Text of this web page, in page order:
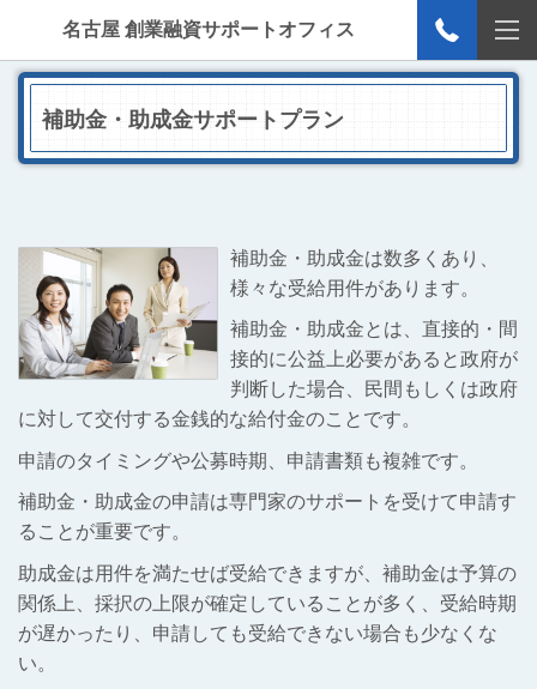
名古屋 創業融資サポートオフィス
補助金・助成金サポートプラン
補助金・助成金は数多くあり、
様々な受給用件があります。
補助金・助成金とは、直接的・間
接的に公益上必要があると政府が
判断した場合、民間もしくは政府
に対して交付する金銭的な給付金のことです。
申請のタイミングや公募時期、申請書類も複雑です。
補助金・助成金の申請は専門家のサポートを受けて申請す
ることが重要です。
助成金は用件を満たせば受給できますが、補助金は予算の
関係上、採択の上限が確定していることが多く、受給時期
が遅かったり、申請しても受給できない場合も少なくな
い。